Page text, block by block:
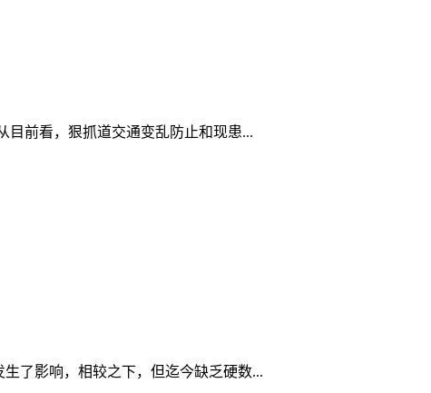
目前看，狠抓道交通变乱防止和现患...
了影响，相较之下，但迄今缺乏硬数...